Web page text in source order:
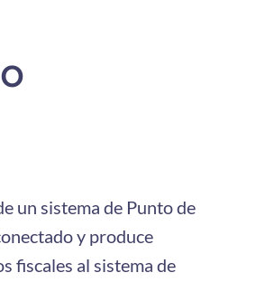
un sistema de Punto de
y produce
fiscales al sistema de